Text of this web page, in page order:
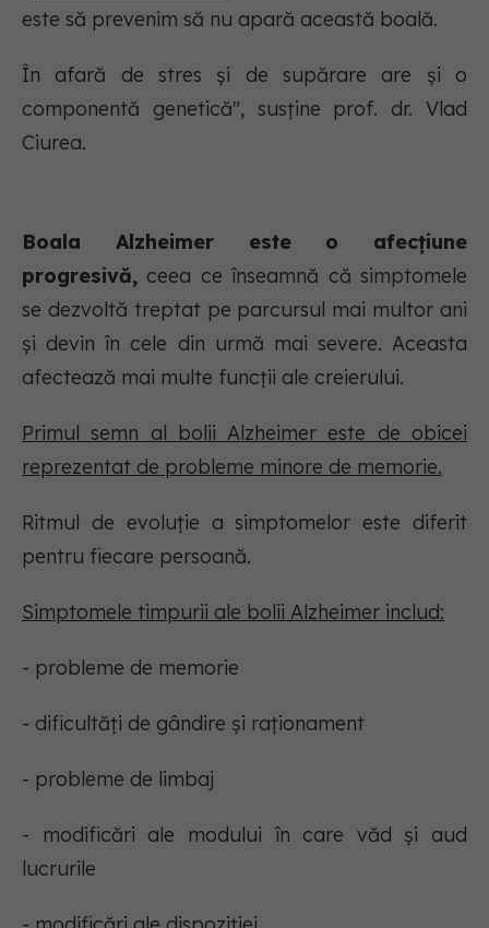
este să prevenim să nu apară această boală.
În afară de stres și de supărare are și o
componentă genetică", susține prof. dr. Vlad
Ciurea.
Boala Alzheimer este o afecțiune
progresivă, ceea ce înseamnă că simptomele
se dezvoltă treptat pe parcursul mai multor ani
și devin în cele din urmă mai severe. Aceasta
afectează mai multe funcții ale creierului.
Primul semn al bolii Alzheimer este de obicei
reprezentat de probleme minore de memorie.
Ritmul de evoluție a simptomelor este diferit
pentru fiecare persoană.
Simptomele timpurii ale bolii Alzheimer includ:
- probleme de memorie
- dificultăți de gândire și raționament
- probleme de limbaj
- modificări ale modului în care văd și aud
lucrurile